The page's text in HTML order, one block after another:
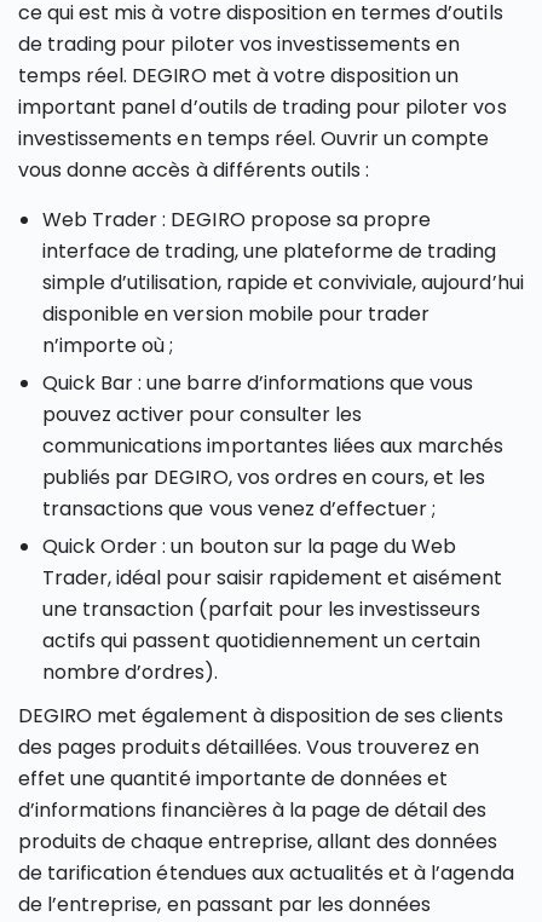
ce qui est mis à votre disposition en termes d’outils
de trading pour piloter vos investissements en
temps réel. DEGIRO met à votre disposition un
important panel d’outils de trading pour piloter vos
investissements en temps réel. Ouvrir un compte
vous donne accès à différents outils :
Web Trader : DEGIRO propose sa propre
interface de trading, une plateforme de trading
simple d’utilisation, rapide et conviviale, aujourd’hui
disponible en version mobile pour trader
n’importe où ;
Quick Bar : une barre d’informations que vous
pouvez activer pour consulter les
communications importantes liées aux marchés
publiés par DEGIRO, vos ordres en cours, et les
transactions que vous venez d’effectuer ;
Quick Order : un bouton sur la page du Web
Trader, idéal pour saisir rapidement et aisément
une transaction (parfait pour les investisseurs
actifs qui passent quotidiennement un certain
nombre d’ordres).
DEGIRO met également à disposition de ses clients
des pages produits détaillées. Vous trouverez en
effet une quantité importante de données et
d’informations financières à la page de détail des
produits de chaque entreprise, allant des données
de tarification étendues aux actualités et à l’agenda
de l’entreprise, en passant par les données